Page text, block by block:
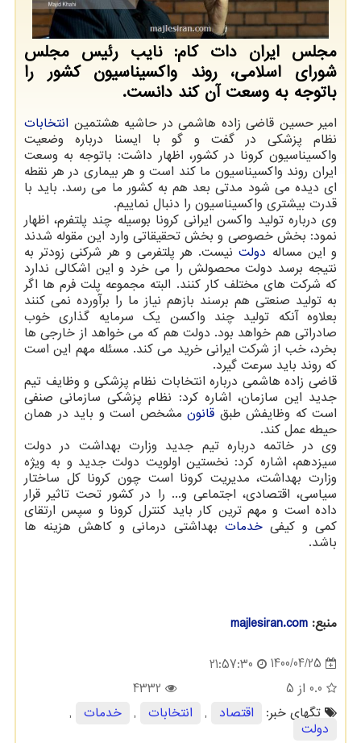
مجلس ایران دات کام: نایب رئیس مجلس
شورای اسلامی، روند واکسیناسیون کشور را
باتوجه به وسعت آن کند دانست.
امیر حسین قاضی زاده هاشمی در حاشیه هشتمین انتخابات
نظام پزشکی در گفت و گو با ایسنا درباره وضعیت
واکسیناسیون کرونا در کشور، اظهار داشت: باتوجه به وسعت
ایران روند واکسیناسیون ما کند است و هر بیماری در هر نقطه
ای دیده می شود مدتی بعد هم به کشور ما می رسد. باید با
قدرت بیشتری واکسیناسیون را دنبال نماییم.
وی درباره تولید واکسن ایرانی کرونا بوسیله چند پلتفرم، اظهار
نمود: بخش خصوصی و بخش تحقیقاتی وارد این مقوله شدند
و این مساله دولتنیست. هر پلتفرمی و هر شرکنی زودتر به
نتیجه برسد دولت محصولش را می خرد و این اشکالی ندارد
که شرکت های مختلف کار کنند. البته مجموعه پلت فرم ها اگر
به تولید صنعتی هم برسند بازهم نیاز ما را برآورده نمی کنند
بعلاوه آنکه تولید چند واکسن یک سرمایه گذاری خوب
صادراتی هم خواهد بود. دولت هم که می خواهد از خارجی ها
بخرد، خب از شرکت ایرانی خرید می کند. مسئله مهم این است
که روند باید سرعت گیرد.
قاضی زاده هاشمی درباره انتخابات نظام پزشکی و وظایف تیم
جدید این سازمان، اشاره کرد: نظام پزشکی سازمانی صنفی
است که وظایفش طبق قانون مشخص است و باید در همان
حیطه عمل کند.
وی در خاتمه درباره تیم جدید وزارت بهداشت در دولت
سیزدهم، اشاره کرد: نخستین اولویت دولت جدید و به ویژه
وزارت بهداشت، مدیریت کرونا است چون کرونا کل ساختار
سیاسی، اقتصادی، اجتماعی و... را در کشور تحت تاثیر قرار
داده است و مهم ترین کار باید کنترل کرونا و سپس ارتقای
کمی و کیفیخدمات بهداشتی درمانی و کاهش هزینه ها
باشد.
منبع: majlesiran.com
1400/04/25
21:57:30
0.0 از 5
4332
تگهای خبر:
اقتصاد , انتخابات , خدمات
,
دولت